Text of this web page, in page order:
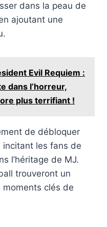
dans la peau de
ajoutant une
Evil Requiem :
dans l’horreur,
plus terrifiant !
de débloquer
incitant les fans de
l’héritage de MJ.
trouveront un
clés de